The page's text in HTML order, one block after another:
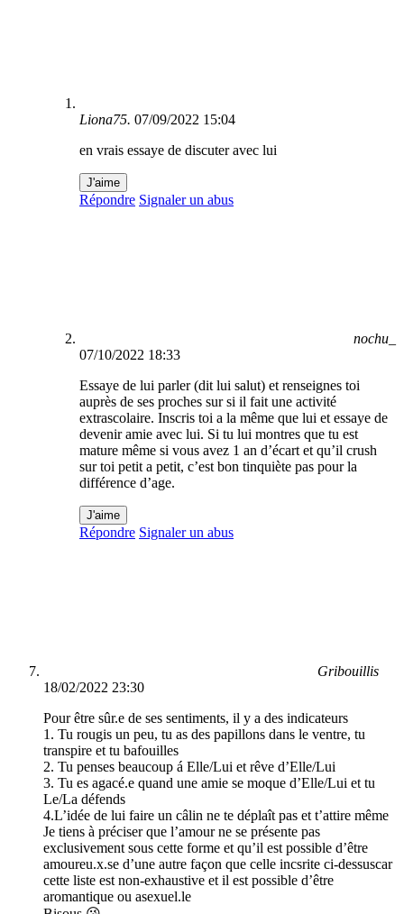
Liona75. 07/09/2022 15:04
en vrais essaye de discuter avec lui
J'aime
Répondre Signaler un abus
nochu_
07/10/2022 18:33
Essaye de lui parler (dit lui salut) et renseignes toi
auprès de ses proches sur si il fait une activité
extrascolaire. Inscris toi a la même que lui et essaye de
devenir amie avec lui. Si tu lui montres que tu est
mature même si vous avez 1 an d’écart et qu’il crush
sur toi petit a petit, c’est bon tinquiète pas pour la
différence d’age.
J'aime
Répondre Signaler un abus
Gribouillis
18/02/2022 23:30
Pour être sûr.e de ses sentiments, il y a des indicateurs
1. Tu rougis un peu, tu as des papillons dans le ventre, tu
transpire et tu bafouilles
2. Tu penses beaucoup á Elle/Lui et rêve d’Elle/Lui
3. Tu es agacé.e quand une amie se moque d’Elle/Lui et tu
Le/La défends
4.L’idée de lui faire un câlin ne te déplaît pas et t’attire même
Je tiens à préciser que l’amour ne se présente pas
exclusivement sous cette forme et qu’il est possible d’être
amoureu.x.se d’une autre façon que celle incsrite ci-dessuscar
cette liste est non-exhaustive et il est possible d’être
aromantique ou asexuel.le